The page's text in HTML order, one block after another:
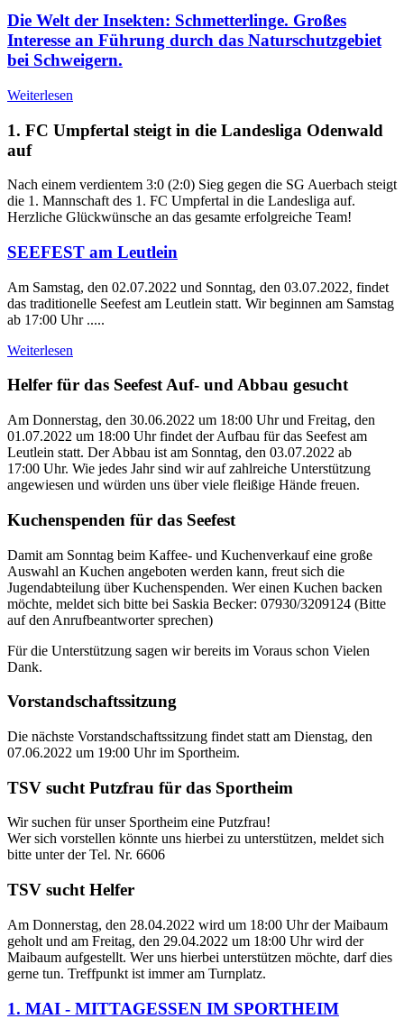
Die Welt der Insekten: Schmetterlinge. Großes
Interesse an Führung durch das Naturschutzgebiet
bei Schweigern.
Weiterlesen
1. FC Umpfertal steigt in die Landesliga Odenwald
auf
Nach einem verdientem 3:0 (2:0) Sieg gegen die SG Auerbach steigt
die 1. Mannschaft des 1. FC Umpfertal in die Landesliga auf.
Herzliche Glückwünsche an das gesamte erfolgreiche Team!
SEEFEST am Leutlein
Am Samstag, den 02.07.2022 und Sonntag, den 03.07.2022, findet
das traditionelle Seefest am Leutlein statt. Wir beginnen am Samstag
ab 17:00 Uhr .....
Weiterlesen
Helfer für das Seefest Auf- und Abbau gesucht
Am Donnerstag, den 30.06.2022 um 18:00 Uhr und Freitag, den
01.07.2022 um 18:00 Uhr findet der Aufbau für das Seefest am
Leutlein statt. Der Abbau ist am Sonntag, den 03.07.2022 ab
17:00 Uhr. Wie jedes Jahr sind wir auf zahlreiche Unterstützung
angewiesen und würden uns über viele fleißige Hände freuen.
Kuchenspenden für das Seefest
Damit am Sonntag beim Kaffee- und Kuchenverkauf eine große
Auswahl an Kuchen angeboten werden kann, freut sich die
Jugendabteilung über Kuchenspenden. Wer einen Kuchen backen
möchte, meldet sich bitte bei Saskia Becker: 07930/3209124 (Bitte
auf den Anrufbeantworter sprechen)
Für die Unterstützung sagen wir bereits im Voraus schon Vielen
Dank.
Vorstandschaftssitzung
Die nächste Vorstandschaftssitzung findet statt am Dienstag, den
07.06.2022 um 19:00 Uhr im Sportheim.
TSV sucht Putzfrau für das Sportheim
Wir suchen für unser Sportheim eine Putzfrau!
Wer sich vorstellen könnte uns hierbei zu unterstützen, meldet sich
bitte unter der Tel. Nr. 6606
TSV sucht Helfer
Am Donnerstag, den 28.04.2022 wird um 18:00 Uhr der Maibaum
geholt und am Freitag, den 29.04.2022 um 18:00 Uhr wird der
Maibaum aufgestellt. Wer uns hierbei unterstützen möchte, darf dies
gerne tun. Treffpunkt ist immer am Turnplatz.
1. MAI - MITTAGESSEN IM SPORTHEIM